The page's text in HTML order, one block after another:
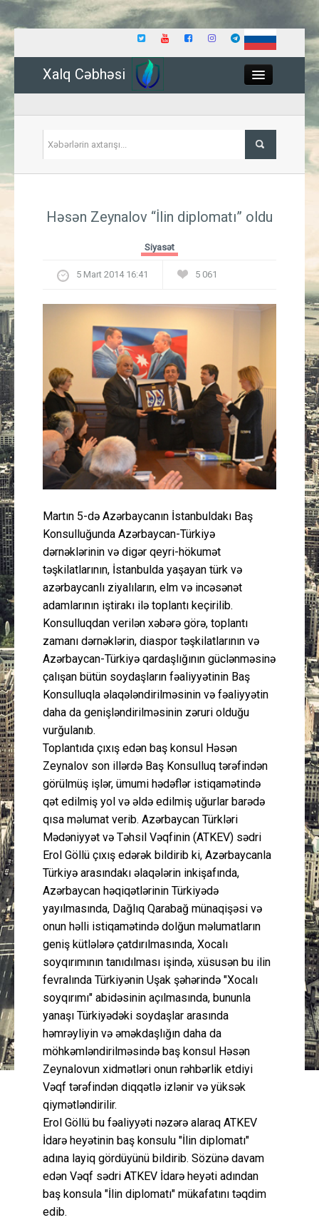
Xalq Cəbhəsi
İqtisadiyyat
Mədəniyyət
Müsahibə
İdman
Layihə
Gündəm
Cəmiyyət
Peşə etikası
Əlaqə
Həsən Zeynalov “İlin diplomatı” oldu
Siyasət
5 Mart 2014 16:41 5 061
Martın 5-də Azərbaycanın İstanbuldakı Baş
Konsulluğunda Azərbaycan-Türkiyə
dərnəklərinin və digər qeyri-hökumət
təşkilatlarının, İstanbulda yaşayan türk və
azərbaycanlı ziyalıların, elm və incəsənət
adamlarının iştirakı ilə toplantı keçirilib.
Konsulluqdan verilən xəbərə görə, toplantı
zamanı dərnəklərin, diaspor təşkilatlarının və
Azərbaycan-Türkiyə qardaşlığının güclənməsinə
çalışan bütün soydaşların fəaliyyətinin Baş
Konsulluqla əlaqələndirilməsinin və fəaliyyətin
daha da genişləndirilməsinin zəruri olduğu
vurğulanıb.
Toplantıda çıxış edən baş konsul Həsən
Zeynalov son illərdə Baş Konsulluq tərəfindən
görülmüş işlər, ümumi hədəflər istiqamətində
qət edilmiş yol və əldə edilmiş uğurlar barədə
qısa məlumat verib. Azərbaycan Türkləri
Mədəniyyət və Təhsil Vəqfinin (ATKEV) sədri
Erol Göllü çıxış edərək bildirib ki, Azərbaycanla
Türkiyə arasındakı əlaqələrin inkişafında,
Azərbaycan həqiqətlərinin Türkiyədə
yayılmasında, Dağlıq Qarabağ münaqişəsi və
onun həlli istiqamətində dolğun məlumatların
geniş kütlələrə çatdırılmasında, Xocalı
soyqırımının tanıdılması işində, xüsusən bu ilin
fevralında Türkiyənin Uşak şəhərində "Xocalı
soyqırımı" abidəsinin açılmasında, bununla
yanaşı Türkiyədəki soydaşlar arasında
həmrəyliyin və əməkdaşlığın daha da
möhkəmləndirilməsində baş konsul Həsən
Zeynalovun xidmətləri onun rəhbərlik etdiyi
Vəqf tərəfindən diqqətlə izlənir və yüksək
qiymətləndirilir.
Erol Göllü bu fəaliyyəti nəzərə alaraq ATKEV
İdarə heyətinin baş konsulu "İlin diplomatı"
adına layiq gördüyünü bildirib. Sözünə davam
edən Vəqf sədri ATKEV İdarə heyəti adından
baş konsula "İlin diplomatı" mükafatını təqdim
edib.